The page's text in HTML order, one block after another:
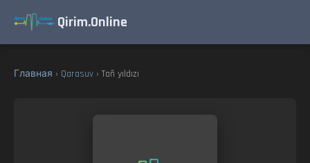
Qirim.Online
Главная › Qarasuv › Tañ yıldızı